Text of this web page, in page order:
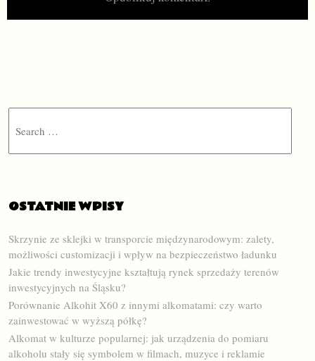
OSTATNIE WPISY
Skrzynie ze sklejki w transporcie międzynarodowym: zalety,
możliwości customizacji i wpływ na bezpieczeństwo ładunku
Jakie trendy inwestycyjne kształtują rynek sprzedaży terenów
inwestycyjnych na Śląsku?
Porównanie Alkohit X60 z innymi alkomatami: czy warto
zainwestować w wyższą półkę?
Alkomat w kulturze popularnej: jak urządzenia do pomiaru
alkoholu stały się symbolem w filmach, muzyce i reklamie